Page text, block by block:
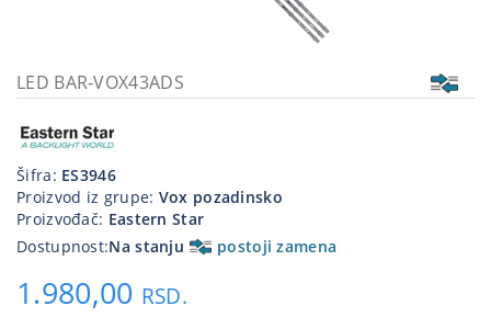
priključci
tehnika
Poslovna
oprema,računari
Strujni
LED BAR-VOX43ADS
Šifra: ES3946
Proizvod iz grupe: Vox pozadinsko
Proizvođač: Eastern Star
Dostupnost:Na stanju postoji zamena
1.980,00 RSD.